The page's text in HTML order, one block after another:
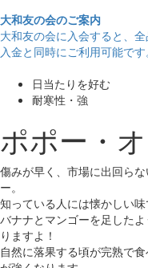
大和友の会のご案内
大和友の会に入会すると、
入金と同時にご利用可能です
日当たりを好む
耐寒性・強
ポポー・
傷みが早く、市場に出回ら
ー。
知っている人には懐かしい
バナナとマンゴーを足した
りますよ！
自然に落果する頃が完熟で